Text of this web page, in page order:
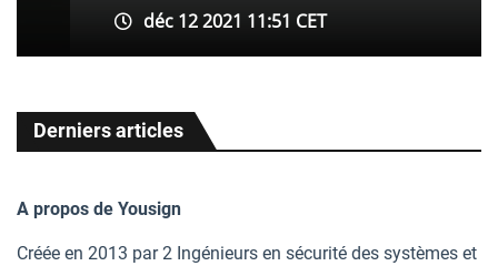
déc 12 2021 11:51 CET
Derniers articles
A propos de Yousign
Créée en 2013 par 2 Ingénieurs en sécurité des systèmes et